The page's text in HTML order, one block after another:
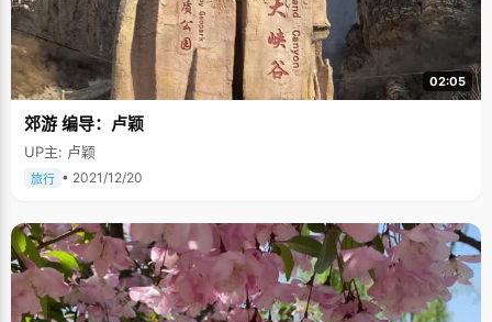
02:05
郊游 编导：卢颖
UP主: 卢颖
旅行 • 2021/12/20